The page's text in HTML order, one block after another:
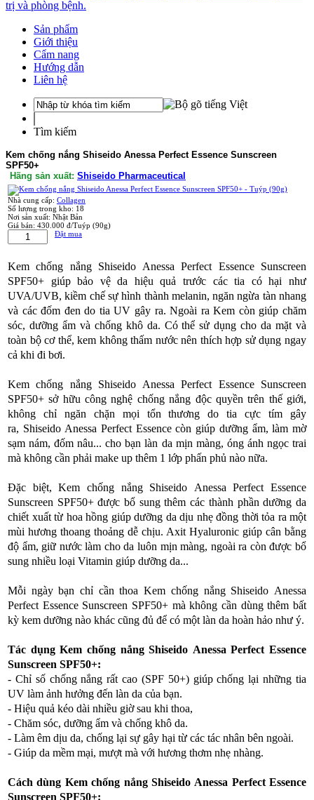
Sản phẩm
Giới thiệu
Cẩm nang
Hướng dẫn
Liên hệ
Tìm kiếm
Kem chống nắng Shiseido Anessa Perfect Essence Sunscreen
SPF50+
Hãng sản xuất: Shiseido Pharmaceutical
Nhà cung cấp: Collagen
Số lượng trong kho: 18
Nơi sản xuất: Nhật Bản
Giá bán: 430.000 đ/Tuýp (90g)
Đặt mua
Kem chống nắng Shiseido Anessa Perfect Essence Sunscreen
SPF50+ giúp bảo vệ da hiệu quả trước các tia có hại như
UVA/UVB, kiềm chế sự hình thành melanin, ngăn ngừa tàn nhang
và các đốm đen do tia UV gây ra. Ngoài ra Kem còn giúp chăm
sóc, dưỡng ẩm và chống khô da. Có thể sử dụng cho da mặt và
toàn bộ cơ thể, kem không thấm nước nên thích hợp sử dụng ngay
cả khi đi bơi.
Kem chống nắng Shiseido Anessa Perfect Essence Sunscreen
SPF50+ sở hữu công nghệ chống nắng độc quyền trên thế giới,
không chỉ ngăn chặn mọi tổn thương do tia cực tím gây
ra, Shiseido Anessa Perfect Essence còn giúp dưỡng ẩm, làm mờ
sạm nám, đốm nâu... cho bạn làn da mịn màng, óng ánh ngọc trai
mà không cần phải make up thêm 1 lớp phấn phủ nào nữa.
Đặc biệt, Kem chống nắng Shiseido Anessa Perfect Essence
Sunscreen SPF50+ được bổ sung thêm các thành phần dưỡng da
chiết xuất từ hoa hồng giúp dưỡng da dịu nhẹ đồng thời tỏa ra một
mùi hương thoang thoảng dễ chịu. Axit Hyaluronic giúp cân bằng
độ ẩm, giữ nước làm cho da luôn mịn màng, ngoài ra còn được bổ
sung nhiều loại Vitamin giúp dưỡng da...
Mỗi ngày bạn chỉ cần thoa Kem chống nắng Shiseido Anessa
Perfect Essence Sunscreen SPF50+ mà không cần dùng thêm bất
kỳ kem dưỡng nào khác cũng đủ để có một làn da hoàn hảo như ý.
Tác dụngKem chống nắngShiseido Anessa Perfect Essence
Sunscreen SPF50+:
- Chỉ số chống nắng rất cao (SPF 50+) giúp chống lại những tia
UV làm ảnh hưởng đến làn da của bạn.
- Hiệu quả kéo dài nhiều giờ sau khi thoa,
- Chăm sóc, dưỡng ẩm và chống khô da.
- Làm êm dịu da, chống lại sự gây hại từ các tác nhân bên ngoài.
- Giúp da mềm mại, mượt mà với hương thơm nhẹ nhàng.
Cách dùng Kem chống nắng Shiseido Anessa Perfect Essence
Sunscreen SPF50+: